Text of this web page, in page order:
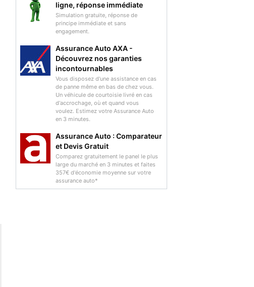
ligne, réponse immédiate
Simulation gratuite, réponse de
principe immédiate et sans
engagement.
Assurance Auto AXA -
Découvrez nos garanties
incontournables
Vous disposez d'une assistance en cas
de panne même en bas de chez vous.
Un véhicule de courtoisie livré en cas
d'accrochage, où et quand vous
voulez. Estimez votre Assurance Auto
en 3 minutes.
Assurance Auto : Comparateur
et Devis Gratuit
Comparez gratuitement le panel le plus
large du marché en 3 minutes et faites
357€ d'économie moyenne sur votre
assurance auto*